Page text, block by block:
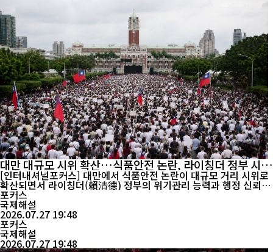
대만 대규모 시위 확산…식품안전 논란, 라이칭더 정부 시험
대
[인터내셔널포커스] 대만에서 식품안전 논란이 대규모 거리 시위로
확산되면서 라이칭더(賴清德) 정부의 위기관리 능력과 행정 신뢰가
동시에 시험대에 올랐다. 야권은 정부의 늑장 대응과 정보 공개 부족
을 강하게 비판하고 있는 반면, 정부는 관련 절차에 따라 조사와 후
속 조치를 진행하고 있다며 신중한 입장을 유지하고 있다. 이번 사태
는 식품안전 문제를 넘어 행정 신뢰와 국정 운영 전반...
포커스
국제해설
2026.07.27 19:48
포커스
국제해설
2026.07.27 19:48